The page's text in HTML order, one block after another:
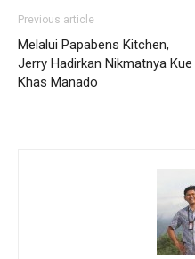
Previous article
Melalui Papabens Kitchen,
Jerry Hadirkan Nikmatnya Kue
Khas Manado